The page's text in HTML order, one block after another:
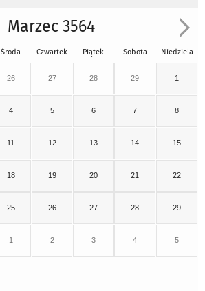
Marzec 3564
Środa Czwartek Piątek Sobota Niedziela
26 27 28 29 1
4 5 6 7 8
11 12 13 14 15
18 19 20 21 22
25 26 27 28 29
1 2 3 4 5